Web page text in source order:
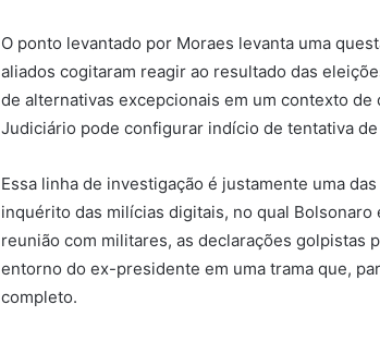
O ponto levantado por Moraes levanta uma
aliados cogitaram reagir ao resultado das
de alternativas excepcionais em um contexto
Judiciário pode configurar indício de tentativa
Essa linha de investigação é justamente uma
inquérito das milícias digitais, no qual
reunião com militares, as declarações golpistas
entorno do ex-presidente em uma trama que,
completo.